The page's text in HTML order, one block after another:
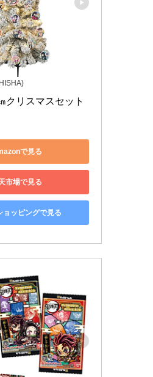
クリスマスセット
で見る
市場で見る
ョッピングで見る